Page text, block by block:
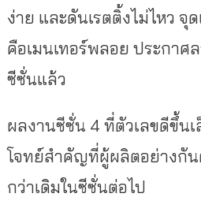
ง่าย และดันเรตติ้งไม่ไหว จุ
คือเมนเทอร์พลอย ประกาศ
ซีซั่นแล้ว
ผลงานซีซั่น 4 ที่ตัวเลขดีขึ้น
โจทย์สำคัญที่ผู้ผลิตอย่างกัน
กว่าเดิมในซีซั่นต่อไป